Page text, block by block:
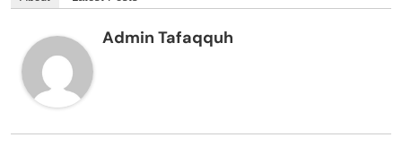
Admin Tafaqquh